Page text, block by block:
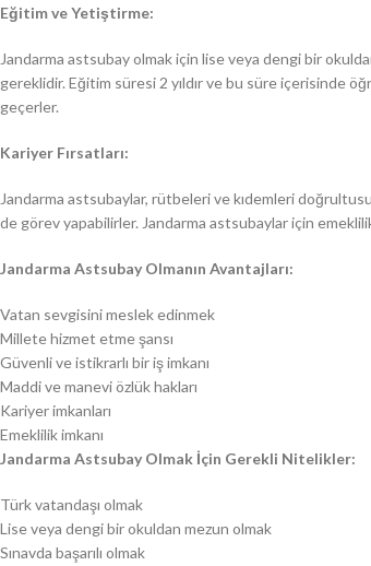
Eğitim ve Yetiştirme:
Jandarma astsubay olmak için lise veya dengi bir
gereklidir. Eğitim süresi 2 yıldır ve bu süre içerisinde
geçerler.
Kariyer Fırsatları:
Jandarma astsubaylar, rütbeleri ve kıdemleri
de görev yapabilirler. Jandarma astsubaylar için
Jandarma Astsubay Olmanın Avantajları:
Vatan sevgisini meslek edinmek
Millete hizmet etme şansı
Güvenli ve istikrarlı bir iş imkanı
Maddi ve manevi özlük hakları
Kariyer imkanları
Emeklilik imkanı
Jandarma Astsubay Olmak İçin Gerekli Nitelikler:
Türk vatandaşı olmak
Lise veya dengi bir okuldan mezun olmak
Sınavda başarılı olmak